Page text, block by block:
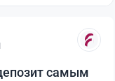
самым